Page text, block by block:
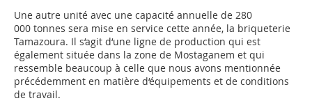
Une autre unité avec une capacité annuelle de 280
000 tonnes sera mise en service cette année, la briqueterie
Tamazoura. Il s‘agit d‘une ligne de production qui est
également située dans la zone de Mostaganem et qui
ressemble beaucoup à celle que nous avons mentionnée
précédemment en matière d‘équipements et de conditions
de travail.